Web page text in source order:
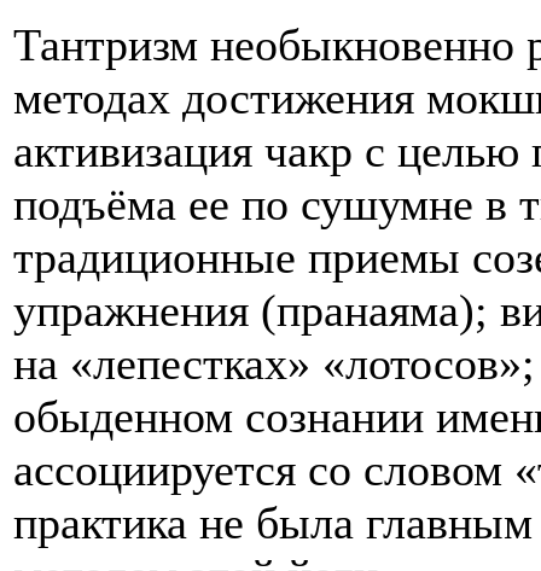
Тантризм необыкновенно
методах достижения
активизация чакр с
подъёма ее по сушумне в
традиционные приемы
упражнения (пранаяма);
на «лепестках»
обыденном сознании
ассоциируется со словом
практика не была